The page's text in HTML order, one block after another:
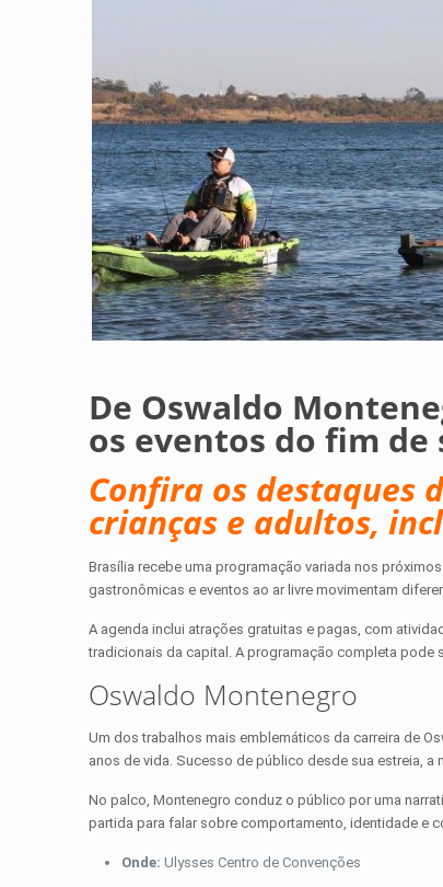
De Oswaldo
os eventos do fim de
Confira os destaques
crianças e adultos,
Brasília recebe uma programação variada nos
gastronômicas e eventos ao ar livre movimentam
A agenda inclui atrações gratuitas e pagas, com
tradicionais da capital. A programação completa pode
Oswaldo Montenegro
Um dos trabalhos mais emblemáticos da carreira de
anos de vida. Sucesso de público desde sua estreia,
No palco, Montenegro conduz o público por uma
partida para falar sobre comportamento, identidade e
Onde: Ulysses Centro de Convenções